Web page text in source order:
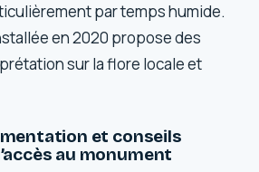
par temps humide.
en 2020 propose des
sur la flore locale et
et conseils
au monument